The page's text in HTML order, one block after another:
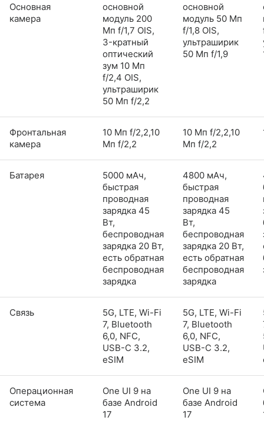
Основная
камера
основной
модуль 200
Мп f/1,7 OIS,
3-кратный
оптический
зум 10 Мп
f/2,4 OIS,
ультраширик
50 Мп f/2,2
основной
модуль 50 Мп
f/1,8 OIS,
ультраширик
50 Мп f/1,9
Фронтальная
камера
10 Мп f/2,2,10
Мп f/2,2
10 Мп f/2,2,10
Мп f/2,2
Батарея
5000 мАч,
быстрая
проводная
зарядка 45
Вт,
беспроводная
зарядка 20 Вт,
есть обратная
беспроводная
зарядка
4800 мАч,
быстрая
проводная
зарядка 45
Вт,
беспроводная
зарядка 20 Вт,
есть обратная
беспроводная
зарядка
Связь
5G, LTE, Wi-Fi
7, Bluetooth
6,0, NFC,
USB-C 3.2,
eSIM
5G, LTE, Wi-Fi
7, Bluetooth
6,0, NFC,
USB-C 3.2,
eSIM
Операционная
система
One UI 9 на
базе Android
17
One UI 9 на
базе Android
17